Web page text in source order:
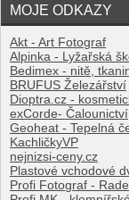
MOJE ODKAZY
Akt - Art Fotograf
Alpinka - Lyžařská
Bedimex - nitě,
BRUFUS Železářství
Dioptra.cz -
exCorde- Čalounictví
Geoheat - Tepelná
KachličkyVP
nejnizsi-ceny.cz
Plastové vchodové
Profi Fotograf -